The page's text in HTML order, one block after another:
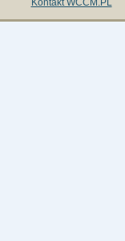
Kontakt WCCM.PL